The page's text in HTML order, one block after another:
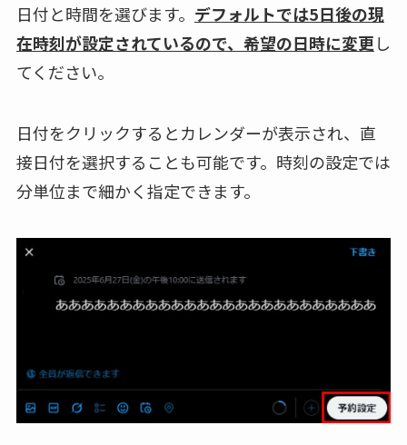
日付と時間を選びます。 デフォルトでは5日後の現
在時刻が設定されているので、希望の日時に変更し
てください。
日付をクリックするとカレンダーが表示され、直
接日付を選択することも可能です。時刻の設定では
分単位まで細かく指定できます。